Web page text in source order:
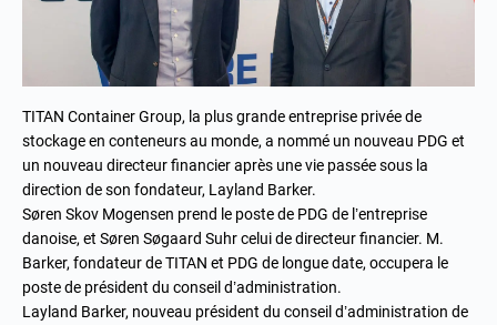
TITAN Container Group, la plus grande entreprise privée de
stockage en conteneurs au monde, a nommé un nouveau PDG et
un nouveau directeur financier après une vie passée sous la
direction de son fondateur, Layland Barker.
Søren Skov Mogensen prend le poste de PDG de l’entreprise
danoise, et Søren Søgaard Suhr celui de directeur financier. M.
Barker, fondateur de TITAN et PDG de longue date, occupera le
poste de président du conseil d’administration.
Layland Barker, nouveau président du conseil d’administration de